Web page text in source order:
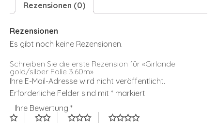
Rezensionen (0)
Rezensionen
Es gibt noch keine Rezensionen.
Schreiben Sie die erste Rezension für «Girlande
gold/silber Folie 3.60m»
Ihre E-Mail-Adresse wird nicht veröffentlicht.
Erforderliche Felder sind mit * markiert
Ihre Bewertung *